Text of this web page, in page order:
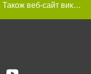
Цей сайт використовує «cookies». Також веб-сайт використовує інтернет-сервіс для збору технічних даних стосовно відвідувачів з метою отримання маркетингової та статистичної інформації. Умови обробки даних відвідувачів сайту див.